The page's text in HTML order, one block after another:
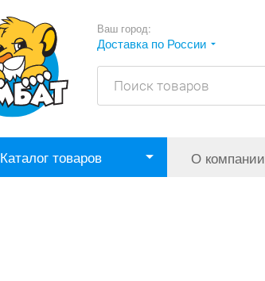
Ваш город:
Доставка по России
Каталог товаров О компании